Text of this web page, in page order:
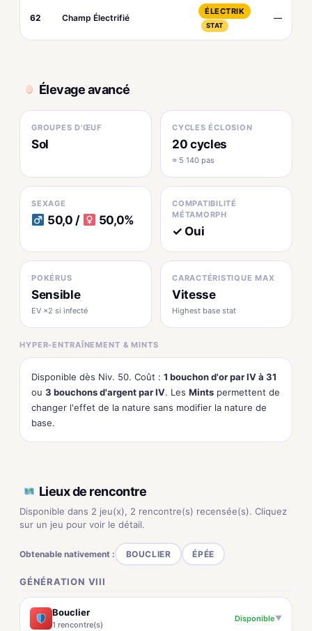
62 Champ Électrifié
ÉLECTRIK
STAT
—
Élevage avancé
GROUPES D'ŒUF
Sol
CYCLES ÉCLOSION
20 cycles
≈ 5 140 pas
SEXAGE
50,0 / 50,0%
COMPATIBILITÉ
MÉTAMORPH
✓ Oui
POKÉRUS
Sensible
EV ×2 si infecté
CARACTÉRISTIQUE MAX
Vitesse
Highest base stat
HYPER-ENTRAÎNEMENT & MINTS
Disponible dès Niv. 50. Coût : 1 bouchon d'or par IV à 31
ou 3 bouchons d'argent par IV. Les Mints permettent de
changer l'effet de la nature sans modifier la nature de
base.
Lieux de rencontre
Disponible dans 2 jeu(x), 2 rencontre(s) recensée(s). Cliquez
sur un jeu pour voir le détail.
Obtenable nativement : BOUCLIER ÉPÉE
GÉNÉRATION VIII
Bouclier
1 rencontre(s)
Disponible▼